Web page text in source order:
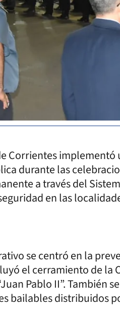
Corrientes
durante las
a través del
en las
se centró en la
el cerramiento de la
Pablo II”. También
bailables distribuidos